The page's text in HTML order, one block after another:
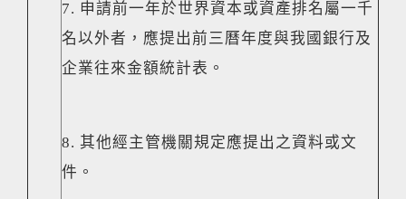
7. 申請前一年於世界資本或資產排名屬一千
名以外者，應提出前三曆年度與我國銀行及
企業往來金額統計表。
8. 其他經主管機關規定應提出之資料或文
件。